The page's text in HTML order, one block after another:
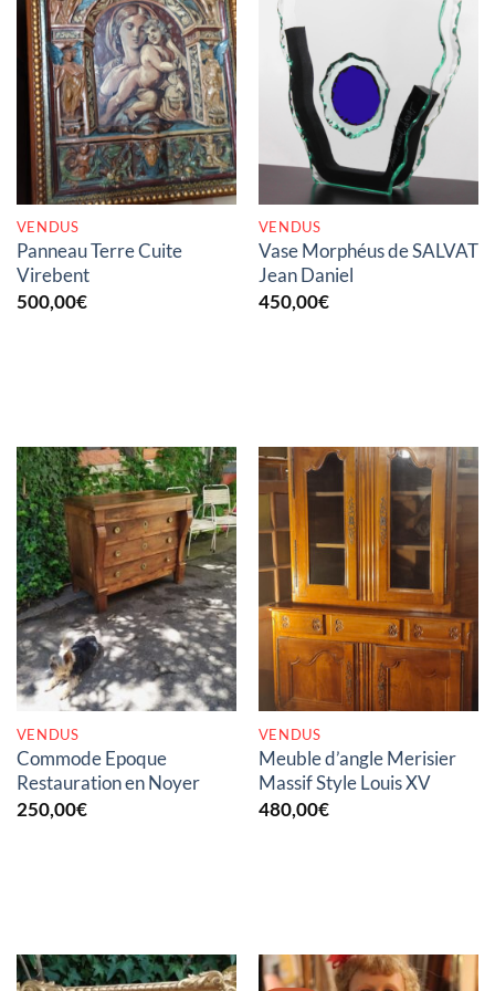
RUPTURE DE STOCK
VENDUS
Panneau Terre Cuite
Virebent
500,00€
RUPTURE DE STOCK
VENDUS
Vase Morphéus de SALVAT
Jean Daniel
450,00€
RUPTURE DE STOCK
VENDUS
Commode Epoque
Restauration en Noyer
250,00€
RUPTURE DE STOCK
VENDUS
Meuble d’angle Merisier
Massif Style Louis XV
480,00€